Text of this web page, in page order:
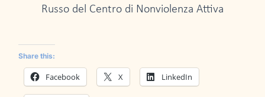
Russo del Centro di Nonviolenza Attiva
Share this:
Facebook X LinkedIn